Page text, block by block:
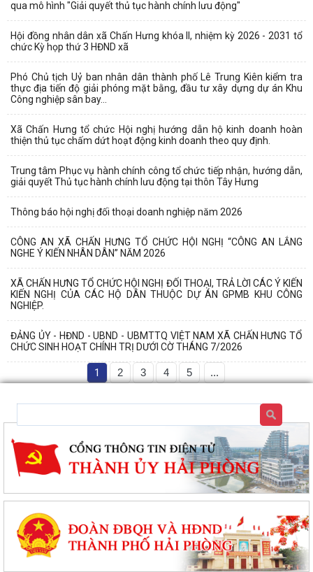
qua mô hình "Giải quyết thủ tục hành chính lưu động"
Hội đồng nhân dân xã Chấn Hưng khóa II, nhiệm kỳ 2026 - 2031 tổ
chức Kỳ họp thứ 3 HĐND xã
Phó Chủ tịch Uỷ ban nhân dân thành phố Lê Trung Kiên kiểm tra
thực địa tiến độ giải phóng mặt bằng, đầu tư xây dựng dự án Khu
Công nghiệp sân bay...
Xã Chấn Hưng tổ chức Hội nghị hướng dẫn hộ kinh doanh hoàn
thiện thủ tục chấm dứt hoạt động kinh doanh theo quy định.
Trung tâm Phục vụ hành chính công tổ chức tiếp nhận, hướng dẫn,
giải quyết Thủ tục hành chính lưu động tại thôn Tây Hưng
Thông báo hội nghị đối thoại doanh nghiệp năm 2026
CÔNG AN XÃ CHẤN HƯNG TỔ CHỨC HỘI NGHỊ “CÔNG AN LẮNG
NGHE Ý KIẾN NHÂN DÂN” NĂM 2026
XÃ CHẤN HƯNG TỔ CHỨC HỘI NGHỊ ĐỐI THOẠI, TRẢ LỜI CÁC Ý KIẾN
KIẾN NGHỊ CỦA CÁC HỘ DÂN THUỘC DỰ ÁN GPMB KHU CÔNG
NGHIỆP.
ĐẢNG ỦY - HĐND - UBND - UBMTTQ VIỆT NAM XÃ CHẤN HƯNG TỔ
CHỨC SINH HOẠT CHÍNH TRỊ DƯỚI CỜ THÁNG 7/2026
1 2 3 4 5 ...